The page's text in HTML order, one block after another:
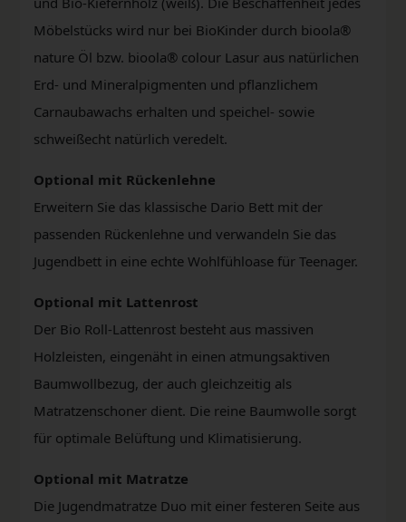
Möbelstücks wird nur bei BioKinder durch bioola®
nature Öl bzw. bioola® colour Lasur aus natürlichen
Erd- und Mineralpigmenten und pflanzlichem
Carnaubawachs erhalten und speichel- sowie
schweißecht natürlich veredelt.
Optional mit Rückenlehne
Erweitern Sie das klassische Dario Bett mit der
passenden Rückenlehne und verwandeln Sie das
Jugendbett in eine echte Wohlfühloase für Teenager.
Optional mit Lattenrost
Der Bio Roll-Lattenrost besteht aus massiven
Holzleisten, eingenäht in einen atmungsaktiven
Baumwollbezug, der auch gleichzeitig als
Matratzenschoner dient. Die reine Baumwolle sorgt
für optimale Belüftung und Klimatisierung.
Optional mit Matratze
Die Jugendmatratze Duo mit einer festeren Seite aus